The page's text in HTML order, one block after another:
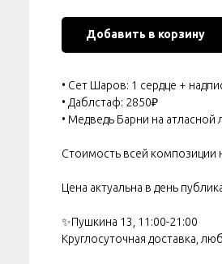
Добавить в корзину
• Сет Шаров: 1 сердце +
• Даблстаф: 2850₽
• Медведь Барни на атласной
Стоимость всей композиции
Цена актуальна в день
✨Пушкина 13, 11:00-21:00
Круглосуточная доставка,